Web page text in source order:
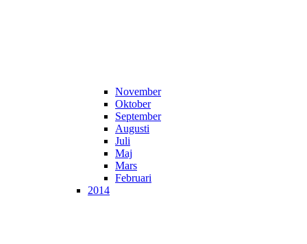
November
Oktober
September
Augusti
Juli
Maj
Mars
Februari
2014